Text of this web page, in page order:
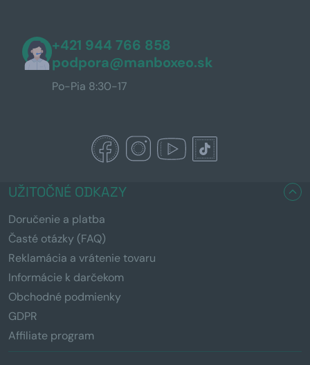
+421 944 766 858
podpora@manboxeo.sk
Po-Pia 8:30-17
UŽITOČNÉ ODKAZY
Doručenie a platba
Časté otázky (FAQ)
Reklamácia a vrátenie tovaru
Informácie k darčekom
Obchodné podmienky
GDPR
Affiliate program